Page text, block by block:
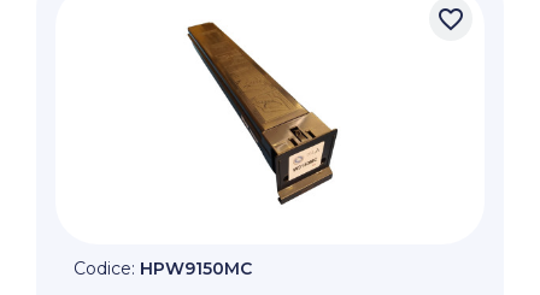
favorite_border
Codice: HPW9150MC